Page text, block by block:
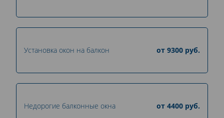
Установка окон на балкон от 9300 руб.
Недорогие балконные окна от 4400 руб.